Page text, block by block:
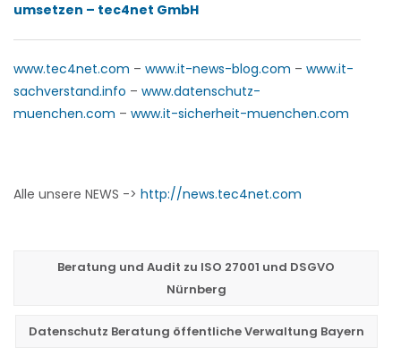
umsetzen – tec4net GmbH
www.tec4net.com – www.it-news-blog.com – www.it-
sachverstand.info – www.datenschutz-
muenchen.com – www.it-sicherheit-muenchen.com
Alle unsere NEWS -> http://news.tec4net.com
Beratung und Audit zu ISO 27001 und DSGVO
Nürnberg
Datenschutz Beratung öffentliche Verwaltung Bayern